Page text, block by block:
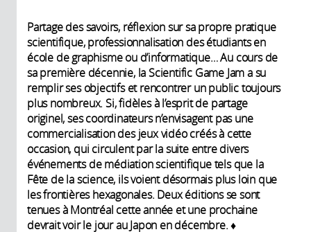
Partage des savoirs, réflexion sur sa propre pratique
scientifique, professionnalisation des étudiants en
école de graphisme ou d’informatique… Au cours de
sa première décennie, la Scientific Game Jam a su
remplir ses objectifs et rencontrer un public toujours
plus nombreux. Si, fidèles à l’esprit de partage
originel, ses coordinateurs n’envisagent pas une
commercialisation des jeux vidéo créés à cette
occasion, qui circulent par la suite entre divers
événements de médiation scientifique tels que la
Fête de la science, ils voient désormais plus loin que
les frontières hexagonales. Deux éditions se sont
tenues à Montréal cette année et une prochaine
devrait voir le jour au Japon en décembre. ♦